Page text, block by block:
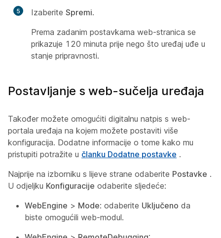
5 Izaberite Spremi.
Prema zadanim postavkama web-stranica se
prikazuje 120 minuta prije nego što uređaj uđe u
stanje pripravnosti.
Postavljanje s web-sučelja uređaja
Također možete omogućiti digitalnu natpis s web-
portala uređaja na kojem možete postaviti više
konfiguracija. Dodatne informacije o tome kako mu
pristupiti potražite u članku Dodatne postavke .
Najprije na izborniku s lijeve strane odaberite Postavke .
U odjeljku Konfiguracije odaberite sljedeće:
WebEngine > Mode: odaberite Uključeno da
biste omogućili web-modul.